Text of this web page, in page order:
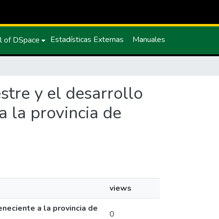
of DSpace Estadísticas Externas Manuales
y el desarrollo
la provincia de
views
a la provincia de
0